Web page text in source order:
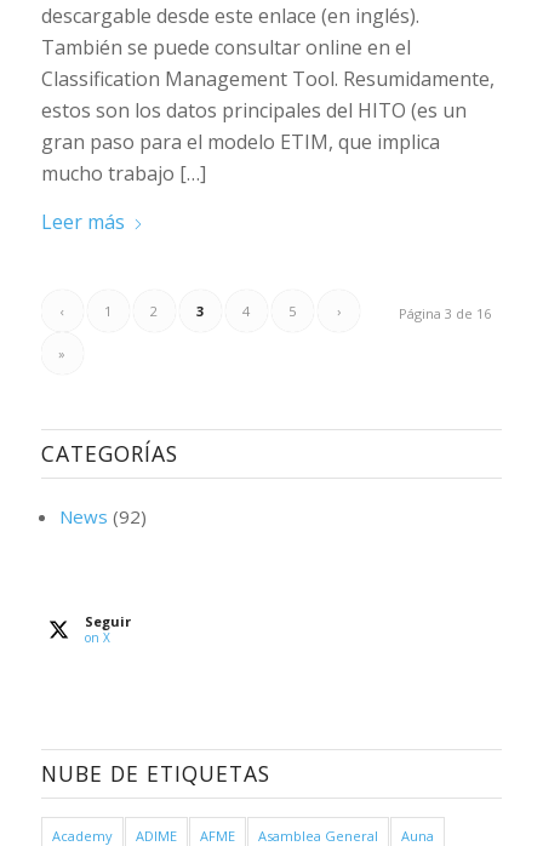
descargable desde este enlace (en inglés).
También se puede consultar online en el
Classification Management Tool. Resumidamente,
estos son los datos principales del HITO (es un
gran paso para el modelo ETIM, que implica
mucho trabajo […]
Leer más
Página 3 de 16
‹ 1 2 3 4 5 ›
»
CATEGORÍAS
News (92)
Seguir
on X
NUBE DE ETIQUETAS
Academy ADIME AFME Asamblea General Auna